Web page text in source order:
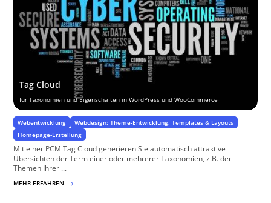
Tag Cloud
für Taxonomien und Eigenschaften in WordPress und WooCommerce
Webentwicklung
Webdesign: Theme-Entwicklung, Templates & Layouts
Homepage-Erstellung
Mit einer PCM Tag Cloud generieren Sie automatisch attraktive
Übersichten der Term einer oder mehrerer Taxonomien, z.B. der
Themen Ihrer ...
MEHR ERFAHREN $